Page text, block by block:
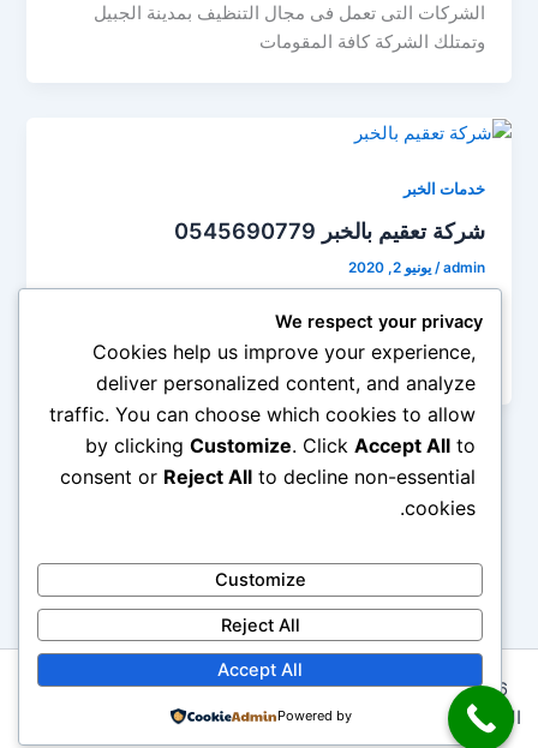
الشركات التى تعمل فى مجال التنظيف بمدينة الجبيل
وتمتلك الشركة كافة المقومات
خدمات الخبر
شركة تعقيم بالخبر 0545690779
admin
/يونيو 2, 2020
للمنازل والبيوت والمساجد والشقق والفلل والمجالس
والمطاعم من الامور الهامة والمهمة فى
التالي
Copyright © 2026 شركة ابتكار المثالية 0545690779 لخدمات
التنظيف ومكافحة الحشرات | Powered by
قالب Astra للووردبريس
We respect your privacy
Cookies help us improve your experience,
deliver personalized content, and analyze
traffic. You can choose which cookies to allow
by clickingCustomize. ClickAccept All to
consent or Reject All to decline non-essential
cookies.
Customize
Reject All
Accept All
Powered by